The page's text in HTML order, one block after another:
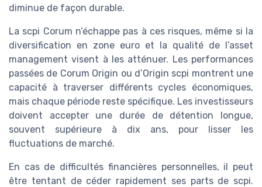
diminue de façon durable.
La scpi Corum n’échappe pas à ces risques, même si la
diversification en zone euro et la qualité de l’asset
management visent à les atténuer. Les performances
passées de Corum Origin ou d’Origin scpi montrent une
capacité à traverser différents cycles économiques,
mais chaque période reste spécifique. Les investisseurs
doivent accepter une durée de détention longue,
souvent supérieure à dix ans, pour lisser les
fluctuations de marché.
En cas de difficultés financières personnelles, il peut
être tentant de céder rapidement ses parts de scpi.